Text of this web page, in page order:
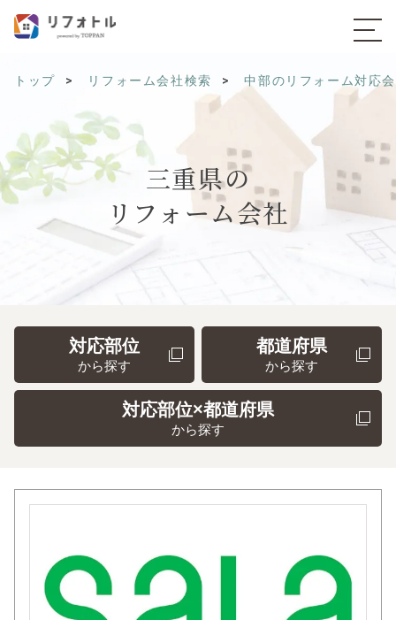
トップ リフォーム会社検索 中部のリフォーム対応
三重県の
リフォーム会社
対応部位
から探す
都道府県
から探す
対応部位×都道府県
から探す